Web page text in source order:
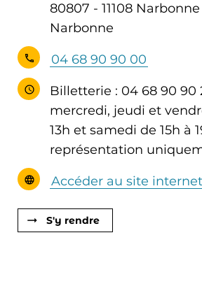
80807 - 11108 Narbonne
Narbonne
04 68 90 90 00
Billetterie : 04 68 90 90
mercredi, jeudi et
13h et samedi de 15h à
représentation
Accéder au site internet
S'y rendre